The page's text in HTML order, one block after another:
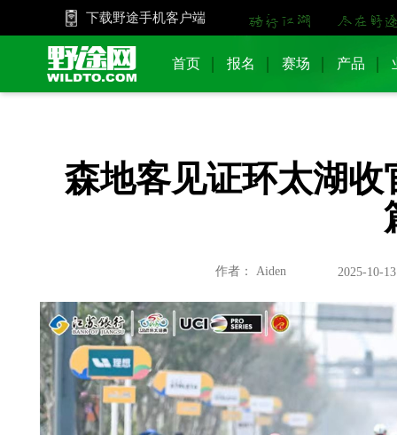
下载野途手机客户端
首页 报名 赛场 产品
森地客见证环太湖收
作者： Aiden 2025-10-